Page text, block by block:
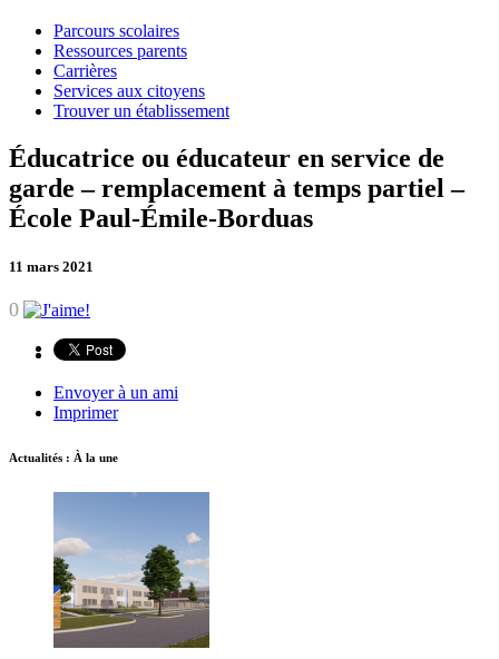
Parcours scolaires
Ressources parents
Carrières
Services aux citoyens
Trouver un établissement
Éducatrice ou éducateur en service de
garde – remplacement à temps partiel –
École Paul-Émile-Borduas
11 mars 2021
0
Envoyer à un ami
Imprimer
Actualités : À la une